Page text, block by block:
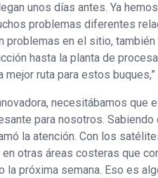
unos días antes. Ya
problemas diferentes
problemas en el sitio,
hasta la planta de
ruta para estos buques,”
necesitábamos
para nosotros.
la atención. Con los
otras áreas costeras que
la próxima semana. Eso es